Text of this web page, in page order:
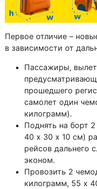
Первое отличие –
в зависимости от
Пассажиры,
прошедшего
самолет один
килограмм).
Поднять на борт
40 х 30 х 10 см)
рейсов дальнего
эконом.
Провозить 2
килограмм, 55 х